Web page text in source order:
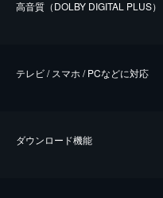
⾼⾳質（DOLBY DIGITAL PLUS）
テレビ / スマホ / PCなどに対応
ダウンロード機能